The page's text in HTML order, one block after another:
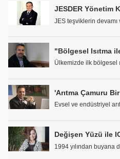
JES teşviklerin devamı
Ülkemizde ilk bölgesel
Evsel ve endüstriyel